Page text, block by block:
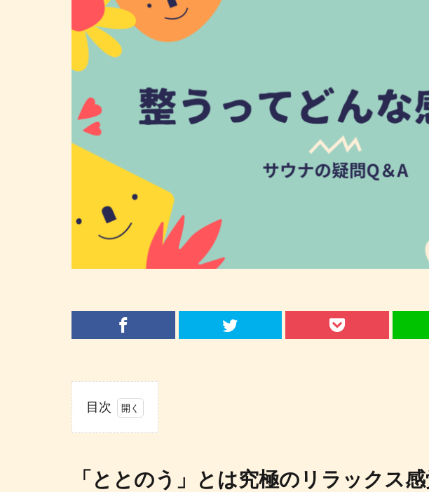
目次
う」
「ととのう」とは究極のリラックス